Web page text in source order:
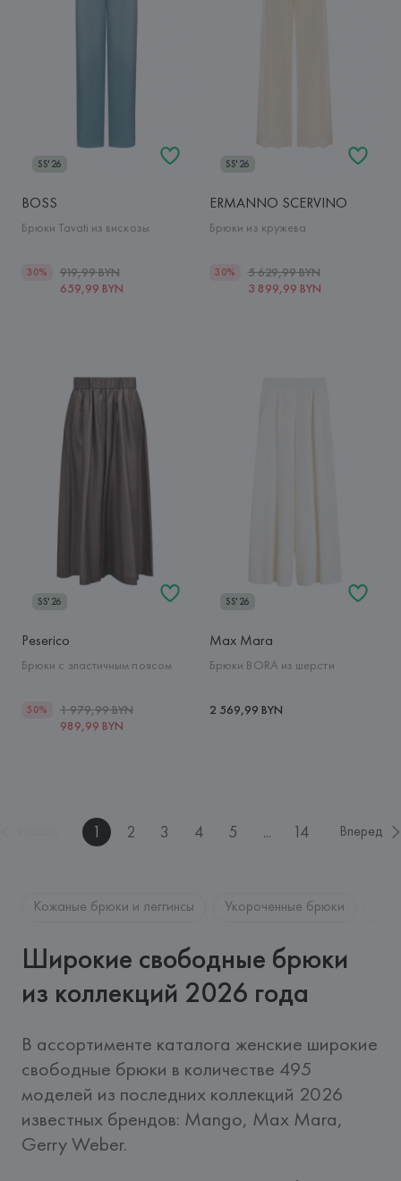
SS'26
BOSS
Брюки Tavati из вискозы
30%
919,99 BYN
659,99 BYN
SS'26
ERMANNO SCERVINO
Брюки из кружева
30%
5 629,99 BYN
3 899,99 BYN
SS'26
Peserico
Брюки с эластичным поясом
50%
1 979,99 BYN
989,99 BYN
SS'26
Max Mara
Брюки BORA из шерсти
2 569,99 BYN
1 2 3 4 5 ... 14 Вперед
Кожаные брюки и леггинсы Укороченные брюки
Широкие свободные брюки
из коллекций 2026 года
В ассортименте каталога женские широкие
свободные брюки в количестве 495
моделей из последних коллекций 2026
известных брендов: Mango, Max Mara,
Gerry Weber.